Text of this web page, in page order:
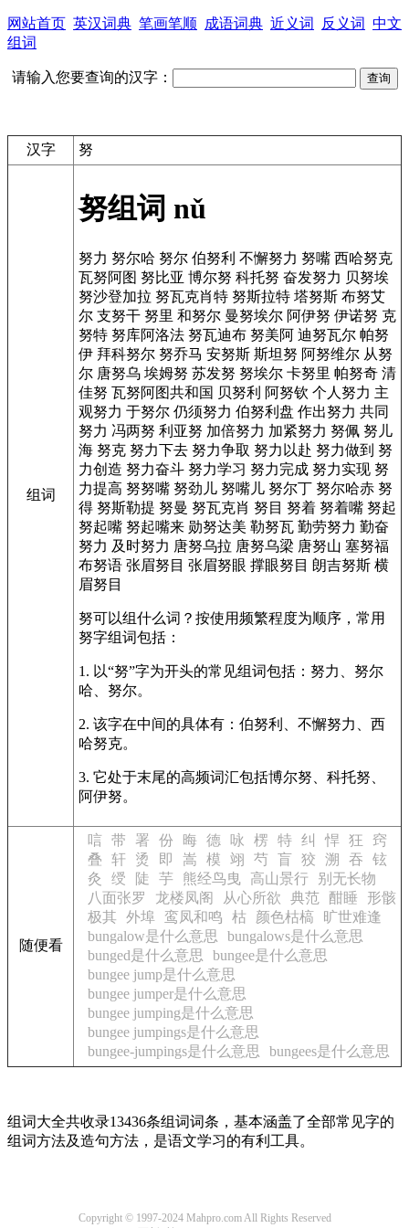
网站首页 英汉词典 笔画笔顺 成语词典 近义词 反义词 中文
组词
请输入您要查询的汉字：
汉字 努
组词
努组词 nǔ
努力 努尔哈 努尔 伯努利 不懈努力 努嘴 西哈努克
瓦努阿图 努比亚 博尔努 科托努 奋发努力 贝努埃
努沙登加拉 努瓦克肖特 努斯拉特 塔努斯 布努艾
尔 支努干 努里 和努尔 曼努埃尔 阿伊努 伊诺努 克
努特 努库阿洛法 努瓦迪布 努美阿 迪努瓦尔 帕努
伊 拜科努尔 努乔马 安努斯 斯坦努 阿努维尔 从努
尔 唐努乌 埃姆努 苏发努 努埃尔 卡努里 帕努奇 清
佳努 瓦努阿图共和国 贝努利 阿努钦 个人努力 主
观努力 于努尔 仍须努力 伯努利盘 作出努力 共同
努力 冯两努 利亚努 加倍努力 加紧努力 努佩 努儿
海 努克 努力下去 努力争取 努力以赴 努力做到 努
力创造 努力奋斗 努力学习 努力完成 努力实现 努
力提高 努努嘴 努劲儿 努嘴儿 努尔丁 努尔哈赤 努
得 努斯勒提 努曼 努瓦克肖 努目 努着 努着嘴 努起
努起嘴 努起嘴来 勋努达美 勒努瓦 勤劳努力 勤奋
努力 及时努力 唐努乌拉 唐努乌梁 唐努山 塞努福
布努语 张眉努目 张眉努眼 撑眼努目 朗吉努斯 横
眉努目
努可以组什么词？按使用频繁程度为顺序，常用
努字组词包括：
1. 以“努”字为开头的常见组词包括：努力、努尔
哈、努尔。
2. 该字在中间的具体有：伯努利、不懈努力、西
哈努克。
3. 它处于末尾的高频词汇包括博尔努、科托努、
阿伊努。
随便看
唁 带 署 份 晦 德 咏 楞 特 纠 悍 狂
窍
叠
轩 烫 即 嵩 模 翊 芍 盲 狡 溯 吞
铉
灸
绶 陡 芋 熊经鸟曳 高山景行
别无长物
八面张罗
龙楼凤阁 从心所欲 典范 酣睡
形骸
极其
外埠 鸾凤和鸣 枯 颜色枯槁
旷世难逢
bungalow是什么意思
bungalows是什么意思
bunged是什么意思
bungee是什么意思
bungee jump是什么意思
bungee jumper是什么意思
bungee jumping是什么意思
bungee jumpings是什么意思
bungee-jumpings是什么意思
bungees是什么意思
组词大全共收录13436条组词词条，基本涵盖了全部常见字的
组词方法及造句方法，是语文学习的有利工具。
Copyright © 1997-2024 Mahpro.com All Rights Reserved